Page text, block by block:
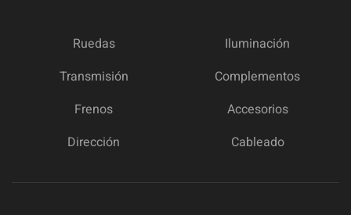
Ruedas
Transmisión
Frenos
Dirección
Iluminación
Complementos
Accesorios
Cableado